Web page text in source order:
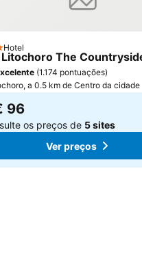
Hotel
Litochoro The
(1.174 pontuações)
a 0.5 km de Centro da cidade
96
os preços de 5 sites
Ver preços